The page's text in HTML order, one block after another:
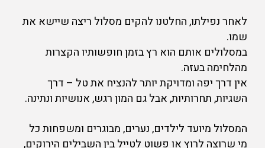
לאחר נפילתו, החלטנו להקים מסלול ריצה שיישא את
שמו.
במסלולים אותם הוא רץ בזמן חופשותיו הקצרות
מהלחימה בעזה.
אין דרך יפה ומדויקת יותר להנציח את טל – דרך
השגיות, תחרותיות, אבל גם המון רגש, אנושיות ונתינה.
המסלול מיועד לילדים, נערים, מבוגרים ומשפחות כל
מי שרוצה לרוץ או פשוט לטייל בין השבילים הירוקים,